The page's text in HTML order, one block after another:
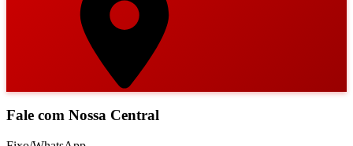
Fale com Nossa Central